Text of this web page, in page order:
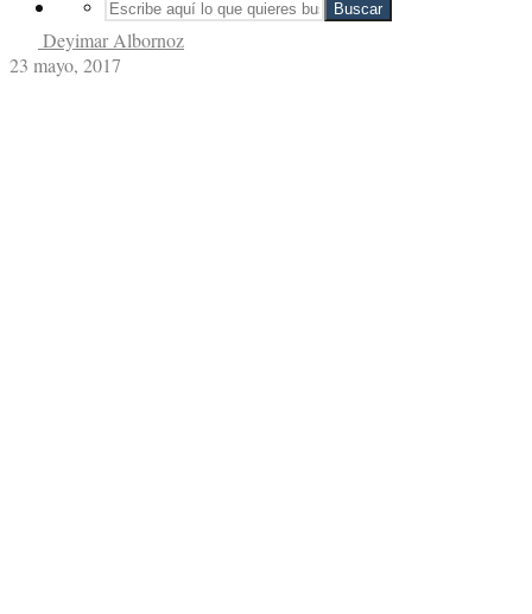
Buscar
Deyimar Albornoz
23 mayo, 2017